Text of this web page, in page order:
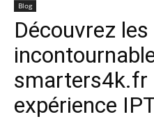
Blog
Découvrez
smarters4k.fr
expérience